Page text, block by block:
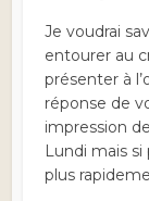
Je voudrai
entourer au
présenter à
réponse de
impression
Lundi mais
plus